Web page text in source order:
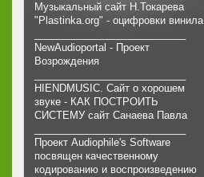
Музыкальный сайт Н.Токарева
"Plastinka.org" - оцифровки винила
NewAudioportal - Проект
Возрождения
HIENDMUSIC. Сайт о хорошем
звуке - КАК ПОСТРОИТЬ
СИСТЕМУ сайт Санаева Павла
Проект Audiophile's Software
посвящен качественному
кодированию и воспроизведению